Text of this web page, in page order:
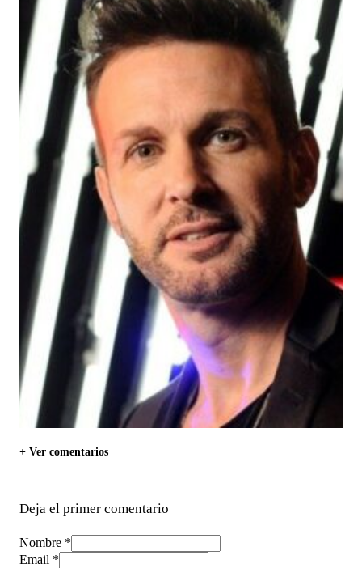
+ Ver comentarios
Deja el primer comentario
Nombre *
Email *